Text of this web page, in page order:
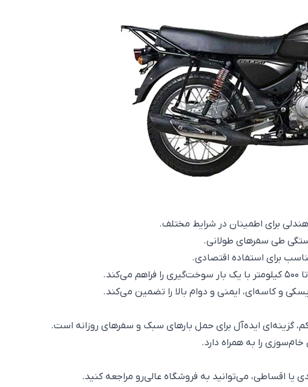
برای اطمینان در شرایط مختلف.
طی سفرهای طولانی.
و کاسه‌ای، ایمنی و دوام بالا را تضمین می‌کند.
ایده‌آل برای حمل بارهای سبک و سفرهای روزانه است.
را به همراه دارد.
اقساطی، می‌توانید به فروشگاه عالی‌رو مراجعه کنید.